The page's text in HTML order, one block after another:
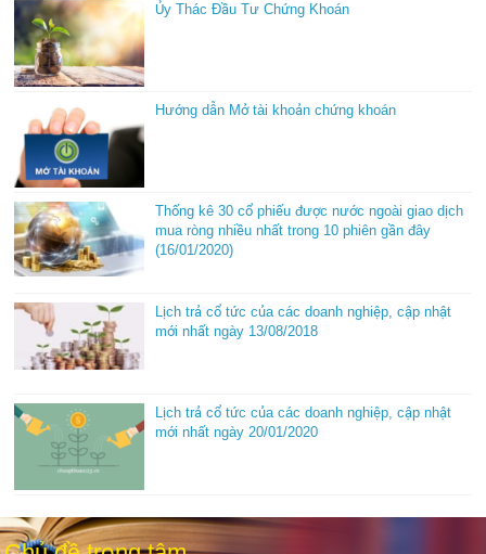
Ủy Thác Đầu Tư Chứng Khoán
Hướng dẫn Mở tài khoản chứng khoán
Thống kê 30 cổ phiếu được nước ngoài giao dịch
mua ròng nhiều nhất trong 10 phiên gần đây
(16/01/2020)
Lịch trả cổ tức của các doanh nghiệp, cập nhật
mới nhất ngày 13/08/2018
Lịch trả cổ tức của các doanh nghiệp, cập nhật
mới nhất ngày 20/01/2020